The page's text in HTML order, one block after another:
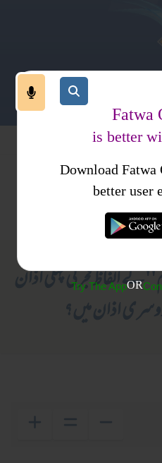
کتب فتاوی
فتاویٰ اصحاب الحدیث جلد 1
کے الفاظ فجر کی پہلی اذان
اذان میں؟
Fatwa
is better
Download Fatwa
better user
Try The AppOR